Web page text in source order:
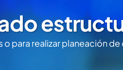
o para realizar planeación